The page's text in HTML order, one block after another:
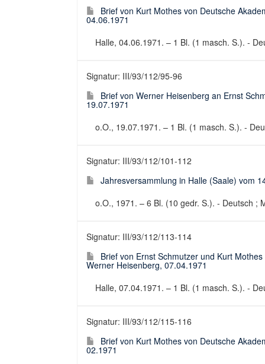
Brief von Kurt Mothes von Deutsche
04.06.1971
Halle, 04.06.1971. – 1 Bl. (1 masch. S.). -
Signatur: III/93/112/95-96
Brief von Werner Heisenberg an Ernst
19.07.1971
o.O., 19.07.1971. – 1 Bl. (1 masch. S.). -
Signatur: III/93/112/101-112
Jahresversammlung in Halle (Saale) vom
o.O., 1971. – 6 Bl. (10 gedr. S.). - Deutsch ;
Signatur: III/93/112/113-114
Brief von Ernst Schmutzer und Kurt
Werner Heisenberg, 07.04.1971
Halle, 07.04.1971. – 1 Bl. (1 masch. S.). -
Signatur: III/93/112/115-116
Brief von Kurt Mothes von Deutsche
02.1971